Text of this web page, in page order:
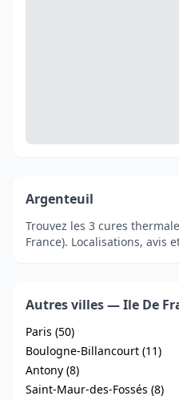
Argenteuil
Trouvez les 3 cures
France). Localisations, avis
Autres villes — Ile De
Paris (50)
Boulogne-Billancourt (11)
Antony (8)
Saint-Maur-des-Fossés (8)